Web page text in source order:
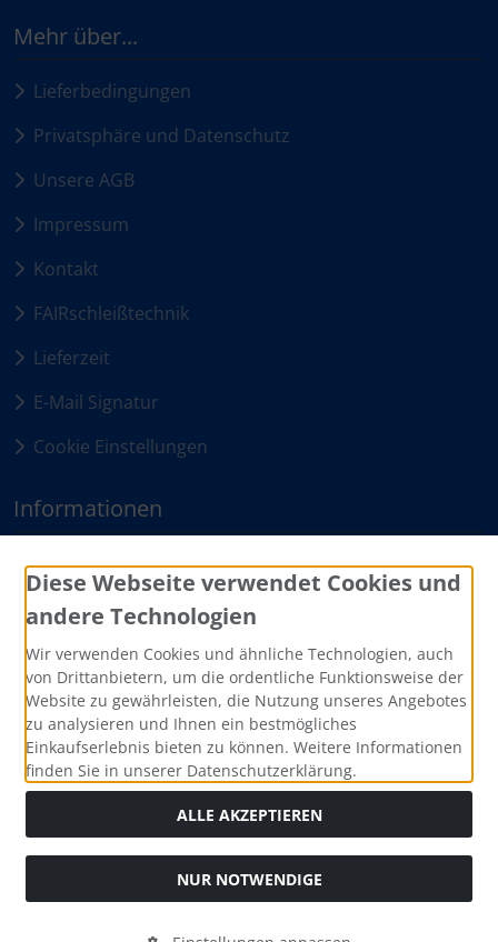
Mehr über...
Lieferbedingungen
Privatsphäre und Datenschutz
Unsere AGB
Impressum
Kontakt
FAIRschleißtechnik
Lieferzeit
E-Mail Signatur
Cookie Einstellungen
Informationen
Sitemap
Zahlungsmethoden
Social Media
Diese Webseite verwendet Cookies und
andere Technologien
Wir verwenden Cookies und ähnliche Technologien, auch
von Drittanbietern, um die ordentliche Funktionsweise der
Website zu gewährleisten, die Nutzung unseres Angebotes
zu analysieren und Ihnen ein bestmögliches
Einkaufserlebnis bieten zu können. Weitere Informationen
finden Sie in unserer Datenschutzerklärung.
ALLE AKZEPTIEREN
NUR NOTWENDIGE